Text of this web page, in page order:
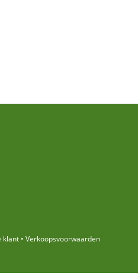
klant •Verkoopsvoorwaarden